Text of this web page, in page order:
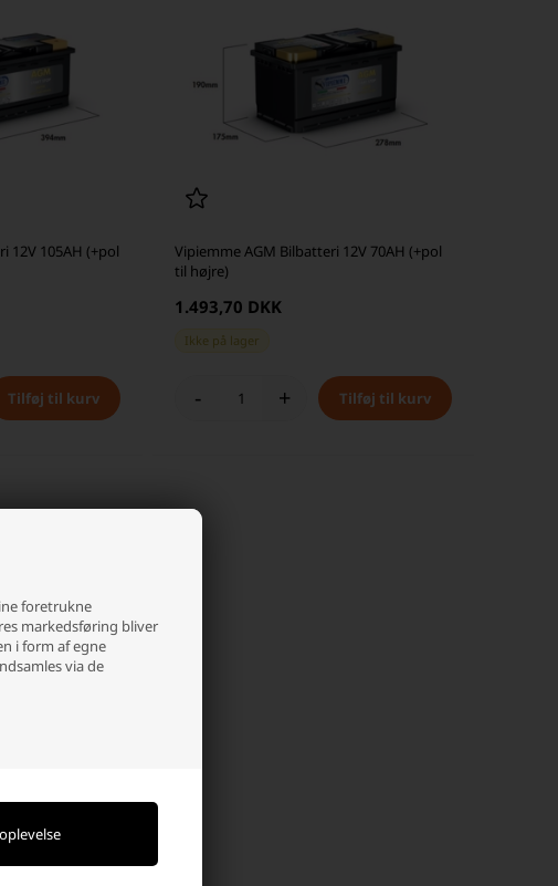
foretrukne
markedsføring bliver
i form af egne
via de
12V 105AH (+pol
Vipiemme AGM Bilbatteri 12V 70AH (+pol
til højre)
1.493,70 DKK
Ikke på lager
- +